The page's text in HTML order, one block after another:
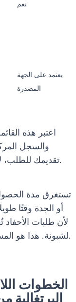
نعم
يعتمد على الجهة
المصدرة
اعتبر هذه
تقديمك للطلب، لأن اللائحة قد تضيف تفاصيل عند نشرها.
تستغرق مدة
أو الجدة وقتًا
لأن طلبات
لشبونة. هذا هو المسار الذي يتطلب الصبر كجزء من الخطة.
الخطوات